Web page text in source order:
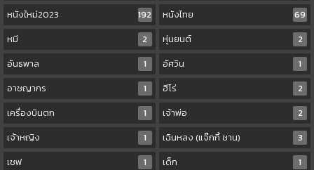
หนังใหม่2023
192 หนังไทย
69
หมี
2 หุ่นยนต์
2
อันธพาล
1 อัศวิน
1
อาชญากร
1 ฮีโร่
2
เครื่องบินตก
1 เจ้าพ่อ
2
เจ้าหญิง
1 เฉินหลง (แจ๊กกี้ ชาน)
3
เชฟ
1 เด็ก
1